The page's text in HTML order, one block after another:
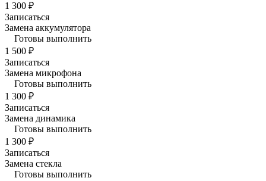
1 300 ₽
Записаться
Замена аккумулятора
Готовы выполнить
1 500 ₽
Записаться
Замена микрофона
Готовы выполнить
1 300 ₽
Записаться
Замена динамика
Готовы выполнить
1 300 ₽
Записаться
Замена стекла
Готовы выполнить